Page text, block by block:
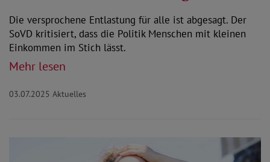
Die versprochene Entlastung für alle ist abgesagt. Der
SoVD kritisiert, dass die Politik Menschen mit kleinen
Einkommen im Stich lässt.
Mehr lesen
03.07.2025 Aktuelles